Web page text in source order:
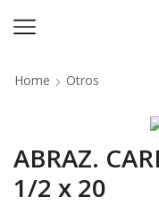
Home Otros
ABRAZ.
1/2 x 20